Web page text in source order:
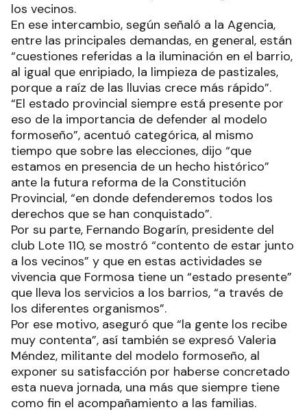
los vecinos.
En ese intercambio, según señaló a la Agencia,
entre las principales demandas, en general, están
“cuestiones referidas a la iluminación en el barrio,
al igual que enripiado, la limpieza de pastizales,
porque a raíz de las lluvias crece más rápido”.
“El estado provincial siempre está presente por
eso de la importancia de defender al modelo
formoseño”, acentuó categórica, al mismo
tiempo que sobre las elecciones, dijo “que
estamos en presencia de un hecho histórico”
ante la futura reforma de la Constitución
Provincial, “en donde defenderemos todos los
derechos que se han conquistado”.
Por su parte, Fernando Bogarín, presidente del
club Lote 110, se mostró “contento de estar junto
a los vecinos” y que en estas actividades se
vivencia que Formosa tiene un “estado presente”
que lleva los servicios a los barrios, “a través de
los diferentes organismos”.
Por ese motivo, aseguró que “la gente los recibe
muy contenta”, así también se expresó Valeria
Méndez, militante del modelo formoseño, al
exponer su satisfacción por haberse concretado
esta nueva jornada, una más que siempre tiene
como fin el acompañamiento a las familias.